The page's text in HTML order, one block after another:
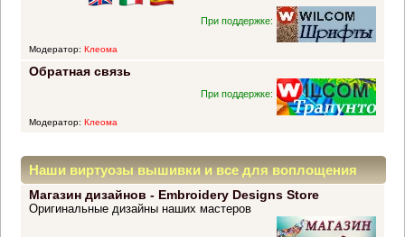
При поддержке:
Модератор: Клеома
Обратная связь
При поддержке:
Модератор: Клеома
Наши виртуозы вышивки и все для воплощения
прекрасных идей
Магазин дизайнов - Embroidery Designs Store
Оригинальные дизайны наших мастеров